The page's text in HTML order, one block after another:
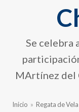
Se celebra
MArtínez del
Inicio » Regata de